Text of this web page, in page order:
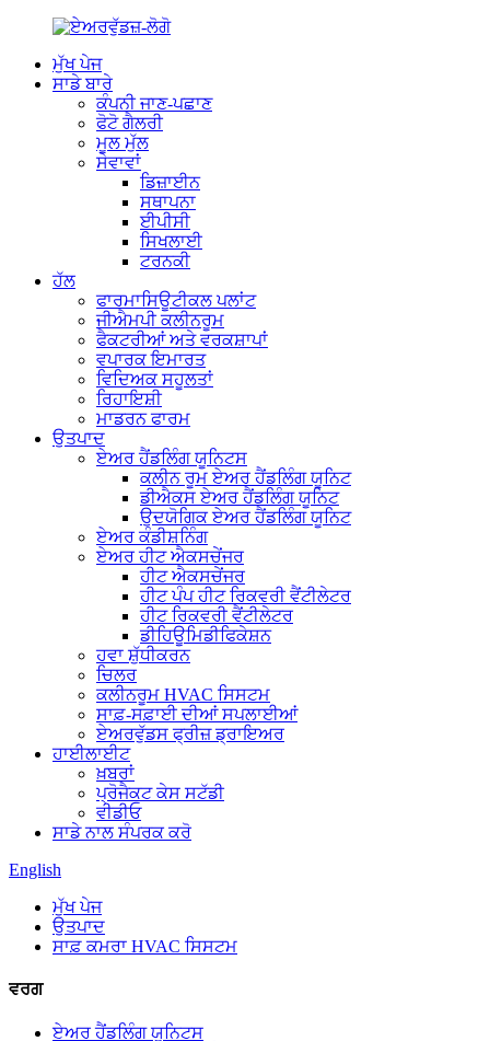
ਮੁੱਖ ਪੇਜ
ਸਾਡੇ ਬਾਰੇ
ਕੰਪਨੀ ਜਾਣ-ਪਛਾਣ
ਫੋਟੋ ਗੈਲਰੀ
ਮੂਲ ਮੁੱਲ
ਸੇਵਾਵਾਂ
ਡਿਜ਼ਾਈਨ
ਸਥਾਪਨਾ
ਈਪੀਸੀ
ਸਿਖਲਾਈ
ਟਰਨਕੀ
ਹੱਲ
ਫਾਰਮਾਸਿਊਟੀਕਲ ਪਲਾਂਟ
ਜੀਐਮਪੀ ਕਲੀਨਰੂਮ
ਫੈਕਟਰੀਆਂ ਅਤੇ ਵਰਕਸ਼ਾਪਾਂ
ਵਪਾਰਕ ਇਮਾਰਤ
ਵਿਦਿਅਕ ਸਹੂਲਤਾਂ
ਰਿਹਾਇਸ਼ੀ
ਮਾਡਰਨ ਫਾਰਮ
ਉਤਪਾਦ
ਏਅਰ ਹੈਂਡਲਿੰਗ ਯੂਨਿਟਸ
ਕਲੀਨ ਰੂਮ ਏਅਰ ਹੈਂਡਲਿੰਗ ਯੂਨਿਟ
ਡੀਐਕਸ ਏਅਰ ਹੈਂਡਲਿੰਗ ਯੂਨਿਟ
ਉਦਯੋਗਿਕ ਏਅਰ ਹੈਂਡਲਿੰਗ ਯੂਨਿਟ
ਏਅਰ ਕੰਡੀਸ਼ਨਿੰਗ
ਏਅਰ ਹੀਟ ਐਕਸਚੇਂਜਰ
ਹੀਟ ਐਕਸਚੇਂਜਰ
ਹੀਟ ਪੰਪ ਹੀਟ ਰਿਕਵਰੀ ਵੈਂਟੀਲੇਟਰ
ਹੀਟ ਰਿਕਵਰੀ ਵੈਂਟੀਲੇਟਰ
ਡੀਹਿਊਮਿਡੀਫਿਕੇਸ਼ਨ
ਹਵਾ ਸ਼ੁੱਧੀਕਰਨ
ਚਿਲਰ
ਕਲੀਨਰੂਮ HVAC ਸਿਸਟਮ
ਸਾਫ਼-ਸਫ਼ਾਈ ਦੀਆਂ ਸਪਲਾਈਆਂ
ਏਅਰਵੁੱਡਸ ਫ੍ਰੀਜ਼ ਡ੍ਰਾਇਅਰ
ਹਾਈਲਾਈਟ
ਖ਼ਬਰਾਂ
ਪ੍ਰੋਜੈਕਟ ਕੇਸ ਸਟੱਡੀ
ਵੀਡੀਓ
ਸਾਡੇ ਨਾਲ ਸੰਪਰਕ ਕਰੋ
English
ਮੁੱਖ ਪੇਜ
ਉਤਪਾਦ
ਸਾਫ਼ ਕਮਰਾ HVAC ਸਿਸਟਮ
ਵਰਗ
ਏਅਰ ਹੈਂਡਲਿੰਗ ਯੂਨਿਟਸ